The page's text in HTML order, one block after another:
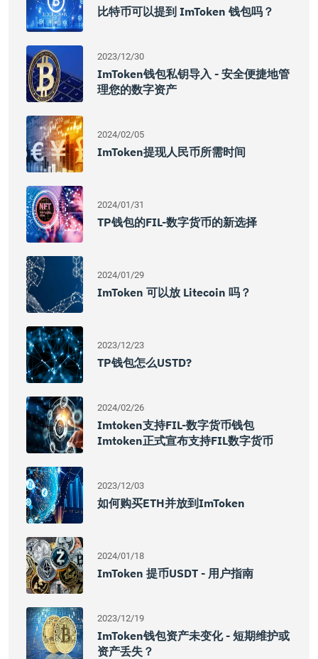
比特币可以提到 ImToken 钱包吗？
2023/12/30
ImToken钱包私钥导入 - 安全便捷地管
理您的数字资产
2024/02/05
ImToken提现人民币所需时间
2024/01/31
TP钱包的FIL-数字货币的新选择
2024/01/29
ImToken 可以放 Litecoin 吗？
2023/12/23
TP钱包怎么USTD?
2024/02/26
Imtoken支持FIL-数字货币钱包
Imtoken正式宣布支持FIL数字货币
2023/12/03
如何购买ETH并放到imToken
2024/01/18
ImToken 提币USDT - 用户指南
2023/12/19
ImToken钱包资产未变化 - 短期维护或
资产丢失？